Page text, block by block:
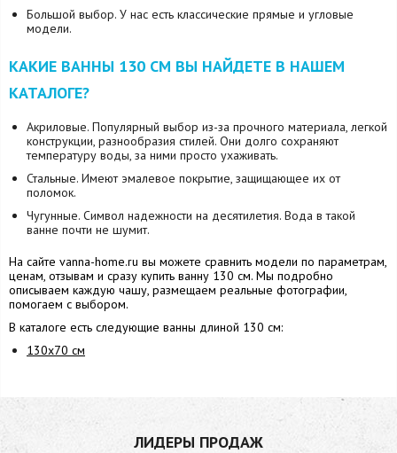
Большой выбор. У нас есть классические прямые и угловые
модели.
КАКИЕ ВАННЫ 130 СМ ВЫ НАЙДЕТЕ В НАШЕМ
КАТАЛОГЕ?
Акриловые. Популярный выбор из-за прочного материала, легкой
конструкции, разнообразия стилей. Они долго сохраняют
температуру воды, за ними просто ухаживать.
Стальные. Имеют эмалевое покрытие, защищающее их от
поломок.
Чугунные. Символ надежности на десятилетия. Вода в такой
ванне почти не шумит.
На сайте vanna-home.ru вы можете сравнить модели по параметрам,
ценам, отзывам и сразу купить ванну 130 см. Мы подробно
описываем каждую чашу, размещаем реальные фотографии,
помогаем с выбором.
В каталоге есть следующие ванны длиной 130 см:
130x70 см
ЛИДЕРЫ ПРОДАЖ